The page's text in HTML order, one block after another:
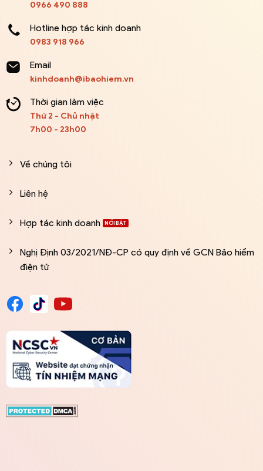
0966 490 888
Hotline hợp tác kinh doanh
0983 918 966
Email
kinhdoanh@ibaohiem.vn
Thời gian làm việc
Thứ 2 - Chủ nhật
7h00 - 23h00
Về chúng tôi
Liên hệ
Hợp tác kinh doanh
Nghị Định 03/2021/NĐ-CP có quy định về GCN Bảo hiểm
điện tử